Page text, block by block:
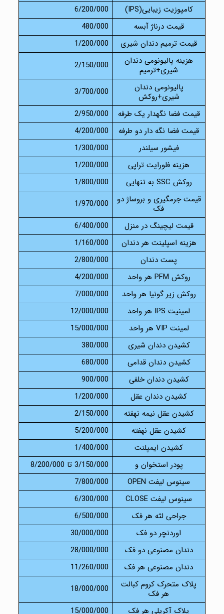
کامپوزیت زیبایی(IPS)
6/200/000
قیمت درناژ آبسه
480/000
قیمت ترمیم دندان شیری
1/200/000
هزینه پالیونومی دندان
شیری+ترمیم
2/150/000
پالیونومی دندان
شیری+روکش
3/700/000
قیمت فضا نگهدار یک طرفه
2/950/000
قیمت فضا نگه دار دو طرفه
4/200/000
فیشور سیلندر
1/300/000
هزینه فلورایت تراپی
1/200/000
روکش SSC به تنهایی
1/800/000
قیمت جرمگیری و بروساژ دو
فک
1/970/000
قیمت لیچینگ در منزل
6/400/000
هزینه اسپلینت هر دندان
1/160/000
پست دندان
2/800/000
روکش PFM هر واحد
4/200/000
روکش زیر گونیا هر واحد
7/000/000
لمینیت IPS هر واحد
12/000/000
لمینت VIP هر واحد
15/000/000
کشیدن دندان شیری
380/000
کشیدن دندان قدامی
680/000
کشیدن دندان خلفی
900/000
کشیدن دندان عقل
1/200/000
کشیدن عقل نیمه نهفته
2/150/000
کشیدن عقل نهفته
5/200/000
کشیدن ایمپلنت
1/400/000
پودر استخوان و
3/150/000 تا 8/200/000
سینوس لیفت OPEN
7/800/000
سینوس لیفت CLOSE
6/300/000
جراحی لثه هر فک
6/500/000
اوردنچر دو فک
30/000/000
دندان مصنوعی دو فک
28/000/000
دندان مصنوعی هر فک
11/260/000
پلاک متحرک کروم کبالت
هر فک
18/000/000
پلاک آکریلی هر فک
15/000/000